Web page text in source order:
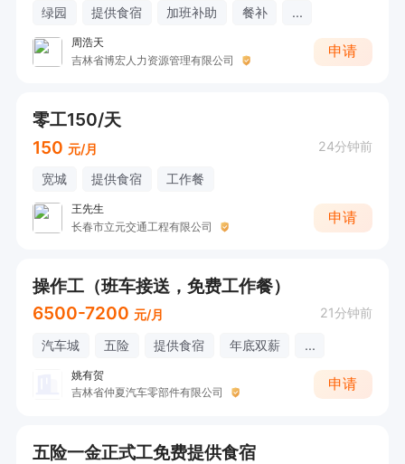
绿园 提供食宿 加班补助 餐补 ...
周浩天
吉林省博宏人力资源管理有限公司
申请
零工150/天
150 元/月 24分钟前
宽城 提供食宿 工作餐
王先生
长春市立元交通工程有限公司
申请
操作工（班车接送，免费工作餐）
6500-7200 元/月 21分钟前
汽车城 五险 提供食宿 年底双薪 ...
姚有贺
吉林省仲夏汽车零部件有限公司
申请
五险一金正式工免费提供食宿